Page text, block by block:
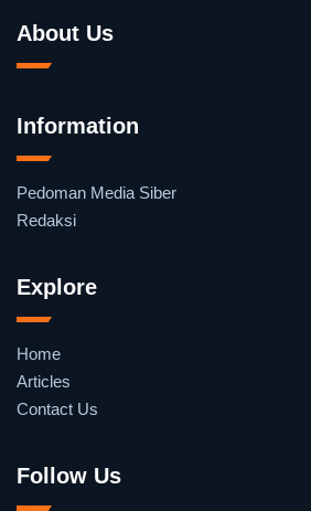
About Us
Information
Pedoman Media Siber
Redaksi
Explore
Home
Articles
Contact Us
Follow Us